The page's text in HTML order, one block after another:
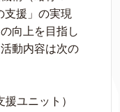
支援」の実現
向上を目指し
動内容は次の
ユニット）